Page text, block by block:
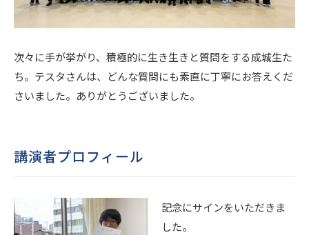
次々に手が挙がり、積極的に生き生きと質問をする成城生た
ち。テスタさんは、どんな質問にも素直に丁寧にお答えくだ
さいました。ありがとうございました。
講演者プロフィール
記念にサインをいただきま
した。